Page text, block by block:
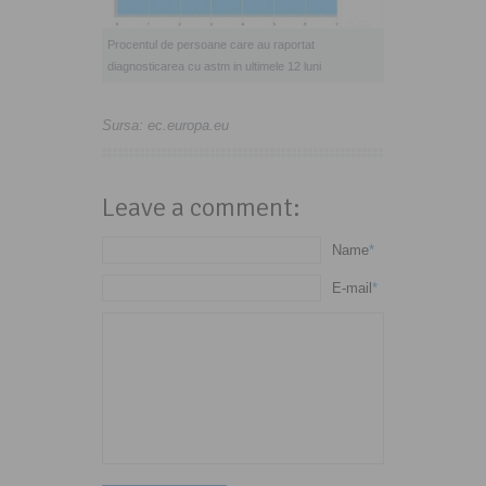
Procentul de persoane care au raportat
diagnosticarea cu astm in ultimele 12 luni
Sursa: ec.europa.eu
Leave a comment:
Name*
E-mail *